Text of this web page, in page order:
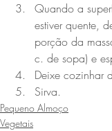
Quando a
estiver quente,
porção da
c. de sopa) e
Deixe cozinhar
Sirva.
Pequeno Almoço
Vegetais